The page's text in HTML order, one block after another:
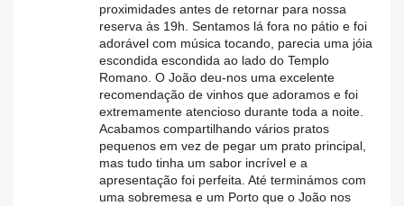
proximidades antes de retornar para nossa
reserva às 19h. Sentamos lá fora no pátio e foi
adorável com música tocando, parecia uma jóia
escondida escondida ao lado do Templo
Romano. O João deu-nos uma excelente
recomendação de vinhos que adoramos e foi
extremamente atencioso durante toda a noite.
Acabamos compartilhando vários pratos
pequenos em vez de pegar um prato principal,
mas tudo tinha um sabor incrível e a
apresentação foi perfeita. Até terminámos com
uma sobremesa e um Porto que o João nos